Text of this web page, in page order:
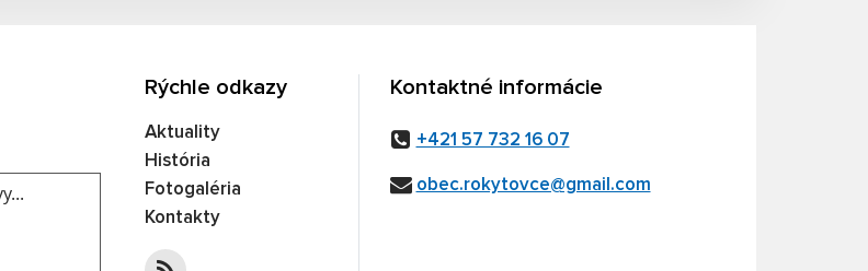
Text vašej správy...
Rýchle odkazy
Aktuality
História
Fotogaléria
Kontakty
Kontaktné informácie
+421 57 732 16 07
obec.rokytovce@gmail.com